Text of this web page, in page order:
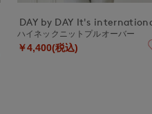
DAY by DAY It's
ハイネックニットプルオーバー
￥4,400(税込)